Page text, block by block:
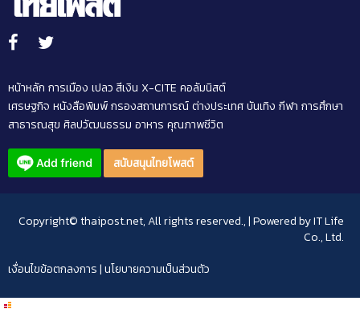
หน้าหลัก การเมือง เปลว สีเงิน X-CITE คอลัมนิสต์
เศรษฐกิจ หนังสือพิมพ์กรองสถานการณ์ต่างประเทศบันเทิง กีฬา การศึกษา
สาธารณสุข ศิลปวัฒนธรรม อาหาร คุณภาพชีวิต
สนับสนุนไทยโพสต์
Copyright© thaipost.net, All rights reserved., | Powered byIT Life
Co., Ltd.
เงื่อนไขข้อตกลงการ|นโยบายความเป็นส่วนตัว